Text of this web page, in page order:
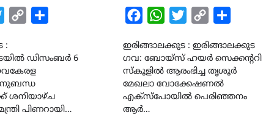
TwitterCopy
:
ഡിസംബർ 6
ശനിയാഴ്ച
പിണറായി…
FacebookWhatsAppTwitterCopy
ഇരിങ്ങാലക്കുട : ഇരിങ്ങാലക്കുട
ഗവ: ബോയ്സ് ഹയർ സെക്കന്ററി
സ്കൂളിൽ ആരംഭിച്ച തൃശൂർ
മേഖലാ വോക്കേഷണൽ
എക്സ്പോയിൽ പെരിഞ്ഞനം
ആർ…